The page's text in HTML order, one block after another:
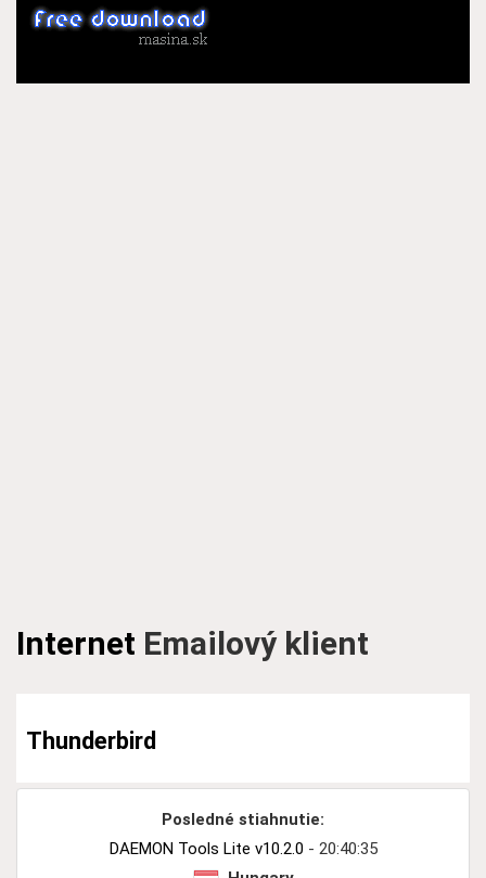
Internet Emailový klient
Thunderbird
Posledné stiahnutie:
DAEMON Tools Lite v10.2.0 - 20:40:35